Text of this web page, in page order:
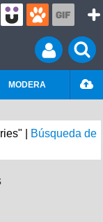
MODERA
|
Búsqueda de